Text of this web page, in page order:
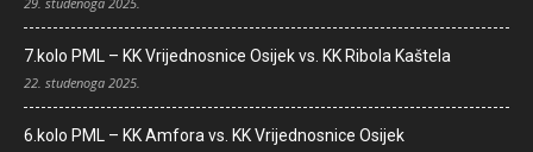
7.kolo PML – KK Vrijednosnice Osijek vs. KK Ribola Kaštela
22. studenoga 2025.
6.kolo PML – KK Amfora vs. KK Vrijednosnice Osijek